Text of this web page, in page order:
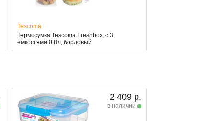
Tescoma
Термосумка Tescoma Freshbox, с 3
ёмкостями 0.8л, бордовый
2 409 р.
в наличии